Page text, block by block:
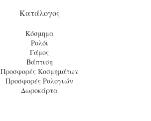
Κατάλογος
Κόσμημα
Ρολόι
Γάμος
Βάπτιση
Προσφορές Κοσμημάτων
Προσφορές Ρολογιών
Δωροκάρτα